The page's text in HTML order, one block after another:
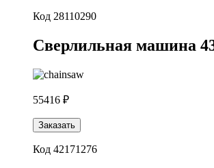
Код 28110290
Cверлильная машина
55416 ₽
Заказать
Код 42171276